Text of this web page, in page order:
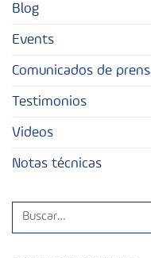
Blog
Events
Comunicados de
Testimonios
Videos
Notas técnicas